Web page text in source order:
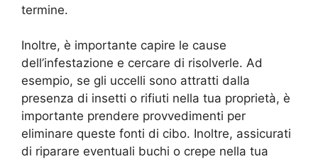
termine.
Inoltre, è importante capire le cause
dell’infestazione e cercare di risolverle. Ad
esempio, se gli uccelli sono attratti dalla
presenza di insetti o rifiuti nella tua proprietà, è
importante prendere provvedimenti per
eliminare queste fonti di cibo. Inoltre, assicurati
di riparare eventuali buchi o crepe nella tua